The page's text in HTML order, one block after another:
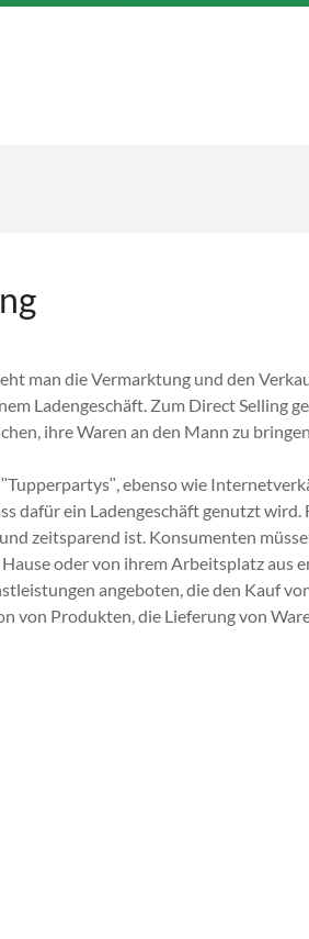
man die Vermarktung und den
Ladengeschäft. Zum Direct Selling
ihre Waren an den Mann zu
ebenso wie
dafür ein Ladengeschäft genutzt
zeitsparend ist. Konsumenten
oder von ihrem Arbeitsplatz aus
angeboten, die den Kauf
von Produkten, die Lieferung von